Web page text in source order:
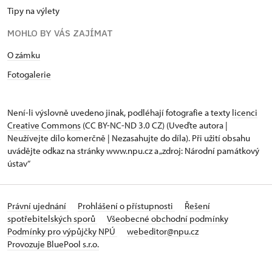
Tipy na výlety
MOHLO BY VÁS ZAJÍMAT
O zámku
Fotogalerie
Není-li výslovně uvedeno jinak, podléhají fotografie a texty licenci
Creative Commons (CC BY-NC-ND 3.0 CZ) (Uveďte autora |
Neužívejte dílo komerčně | Nezasahujte do díla). Při užití obsahu
uvádějte odkaz na stránky www.npu.cz a „zdroj: Národní památkový
ústav“
Právní ujednání Prohlášení o přístupnosti
Řešení
spotřebitelských sporů
Všeobecné obchodní podmínky
Podmínky pro výpůjčky NPÚ
webeditor@npu.cz
Provozuje BluePool s.r.o.